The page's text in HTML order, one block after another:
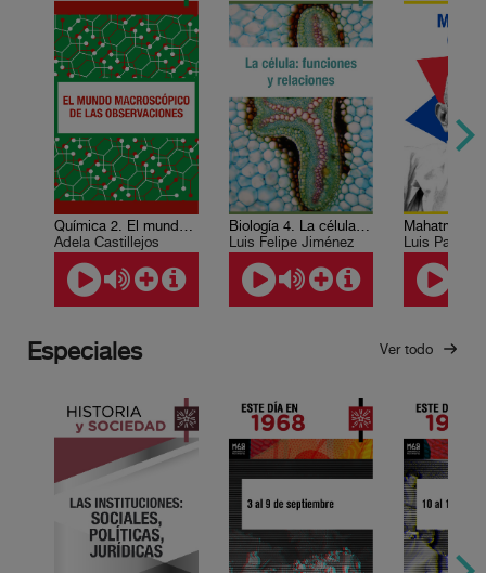
Química 2. El mundo macroscópico de las observaciones
Adela Castillejos
Biología 4. La célula: funciones y relaciones
Luis Felipe Jiménez
Mahatma
Luis
Especiales Ver todo